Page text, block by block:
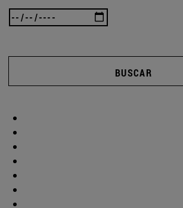
BUSCAR